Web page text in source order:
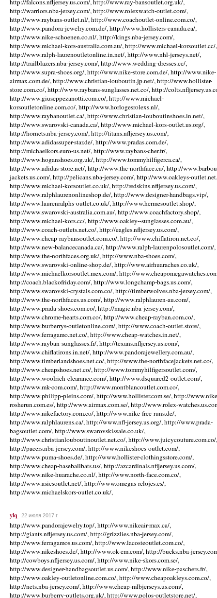
http://falcons.nfljersey.us.com/, http://www.ray-bansoutlet.org.uk/,
http://warriors.nba-jersey.com/, http://www.rolexwatch-outlet.com/,
http://www.raybans-outlet.nl/, http://www.coachoutlet-online.com.co/,
http://www.pandora-jewelry.com.de/, http://www.hollisters-canada.ca/,
http://www.nike-schoenen.co.nl/, http://kings.nba-jersey.com/,
http://www.michael-kors-australia.com.au/, http://www.michael-korsoutlet.cc/,
http://www.ralph-laurenoutletonline.in.net/, http://www.nhl-jerseys.net/,
http://trailblazers.nba-jersey.com/, http://www.wedding-dresses.cc/,
http://www.supra-shoes.org/, http://www.nike-store.com.de/, http://www.nike-
airmax.com.de/, http://www.christian-louboutin.jp.net/, http://www.hollister-
store.com.co/, http://www.raybans-sunglasses.net.co/, http://
http://www.giuseppezanotti.com.co/, http://www.michael-
korsoutletonline.com.co/, http://www.horlogesrolexs.nl/,
http://www.raybanoutlet.ca/, http://www.christian-louboutinshoes.in.net/,
http://www.swarovski-canada.ca/, http://www.michael-kors-outlet.us.org/,
http://hornets.nba-jersey.com/, http://titans.nfljersey.us.com/,
http://www.adidassuper-star.de/, http://www.pradas.com.de/,
http://michaelkors.euro-us.net/, http://www.raybans-cher.fr/,
http://www.hoganshoes.org.uk/, http://www.tommyhilfigerca.ca/,
http://www.adidas-store.net/, http://www.the-northface.ca/, http://
jackets.us.com/, http://pelicans.nba-jersey.com/, http://www.oakleys-
http://www.michael-korsoutlet.co.uk/, http://redskins.nfljersey.us.com/,
http://www.ralphlaurenonlineshop.de/, http://www.designer-handbags.vip/,
http://www.laurenralphs-outlet.co.uk/, http://www.hermesoutlet.shop/,
http://www.swarovski-australia.com.au/, http://www.coachfactory.shop/,
http://www.michael-kors.cc/, http://www.oakley--sunglasses.com.au/,
http://www.coach-outlets.net.co/, http://eagles.nfljersey.us.com/,
http://www.cheap-raybansoutlet.com.co/, http://www.chiflatiron.net.co/,
http://www.new-balancecanada.ca/, http://www.ralph-laurenpolosoutlet.com/,
http://www.the-northfaces.org.uk/, http://www.nba-shoes.com/,
http://www.swarovski-online-shop.de/, http://www.airhuaraches.co.uk/,
http://www.michaelkorsoutlet.mex.com/, http://
http://coach.blackofriday.com/, http://www.longchamp-bags.us.com/,
http://www.swarovski-crystals.com.co/, http://timberwolves.nba-jersey.com/,
http://www.the-northfaces.us.com/, http://www.ralphlauren-au.com/,
http://www.prada-shoes.com.co/, http://magic.nba-jersey.com/,
http://www.chrome-hearts.com.co/, http://www.cheap-rayban.com.co/,
http://www.burberrys-outletonline.com/, http://www.coach-outlet.store/,
http://www.ferragamo.net.co/, http://www.cheap-watches.in.net/,
http://www.rayban-sunglasses.fr/, http://texans.nfljersey.us.com/,
http://www.chiflatirons.in.net/, http://www.pandorajewellery.com.au/,
http://www.timberlandshoes.net.co/, http://www.the-northfacejackets.net.co/,
http://www.cheapshoes.net.co/, http://www.tommyhilfigersoutlet.com/,
http://www.woolrich-clearance.com/, http://www.dsquared2-outlet.com/,
http://www.mk-com.com/, http://www.montblancoutlet.com.co/,
http://www.philipp-pleins.com/, http://www.hollister.com.se/, http://
rosherun.com.es/, http://www.airmax.com.se/, http://www.rolex-
http://www.nikefactory.com.co/, http://www.nike-free-runs.de/,
http://www.ralphlaurens.ca/, http://www.nfl-jersey.us.org/, http://www.prada-
bagsoutlet.com/, http://www.swarovskissale.co.uk/,
http://www.christianlouboutinoutlet.net.co/, http://www.juicycouture.com.co/,
http://pacers.nba-jersey.com/, http://www.nikeshoes-outlet.com/,
http://www.puma-shoes.de/, http://www.hollister-clothingsstore.com/,
http://www.cheap-baseballbats.us/, http://azcardinals.nfljersey.us.com/,
http://www.nike-huarache.co.nl/, http://www.north-face.com.co/,
http://www.asicsoutlet.net/, http://www.omegas-relojes.es/,
http://www.michaelskors-outlet.co.uk/,
ylq 22 июля 2017 г.
http://www.pandorajewelry.top/, http://www.nikeair-max.ca/,
http://giants.nfljersey.us.com/, http://grizzlies.nba-jersey.com/,
http://www.ferragamos.us.com/, http://www.lacosteoutlet.com.co/,
http://www.nikeshoes.de/, http://www.ok-em.com/, http://bucks.nba-
http://cowboys.nfljersey.us.com/, http://www.nike-skors.com.se/,
http://www.designer-handbagsoutlet.us.com/, http://www.nike-paschers.fr/,
http://www.oakley-outletonline.com.co/, http://www.cheapoakleys.com.co/,
http://nets.nba-jersey.com/, http://www.cheap-mlbjerseys.us.com/,
http://www.burberry-outlets.org.uk/, http://www.polos-outletstore.net/,